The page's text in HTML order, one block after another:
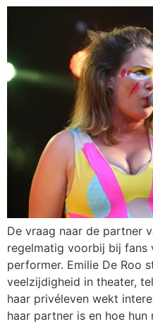
De vraag naar de partner
regelmatig voorbij bij fans
performer. Emilie De Roo
veelzijdigheid in theater,
haar privéleven wekt
haar partner is en hoe